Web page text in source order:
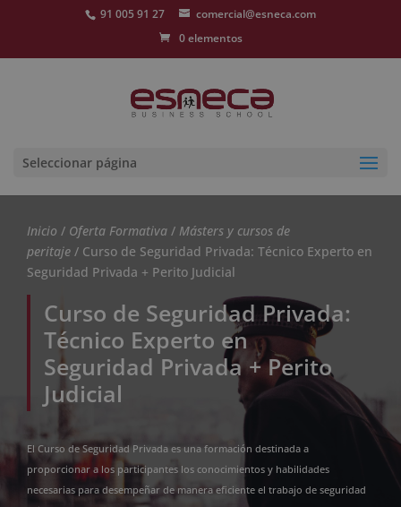
91 005 91 27
comercial@esneca.com
0 elementos
Seleccionar página
Inicio / Oferta Formativa / Másters y cursos de
peritaje / Curso de Seguridad Privada: Técnico Experto en
Seguridad Privada + Perito Judicial
Curso de Seguridad Privada:
Técnico Experto en
Seguridad Privada + Perito
Judicial
El Curso de Seguridad Privada es una formación destinada a
proporcionar a los participantes los conocimientos y habilidades
necesarias para desempeñar de manera eficiente el trabajo de seguridad